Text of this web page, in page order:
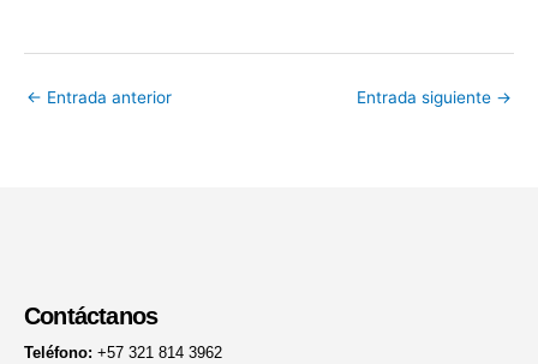
← Entrada anterior Entrada siguiente →
Contáctanos
Teléfono: +57 321 814 3962